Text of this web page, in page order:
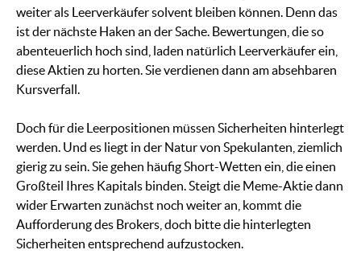
weiter als Leerverkäufer solvent bleiben können. Denn das
ist der nächste Haken an der Sache. Bewertungen, die so
abenteuerlich hoch sind, laden natürlich Leerverkäufer ein,
diese Aktien zu horten. Sie verdienen dann am absehbaren
Kursverfall.
Doch für die Leerpositionen müssen Sicherheiten hinterlegt
werden. Und es liegt in der Natur von Spekulanten, ziemlich
gierig zu sein. Sie gehen häufig Short-Wetten ein, die einen
Großteil Ihres Kapitals binden. Steigt die Meme-Aktie dann
wider Erwarten zunächst noch weiter an, kommt die
Aufforderung des Brokers, doch bitte die hinterlegten
Sicherheiten entsprechend aufzustocken.